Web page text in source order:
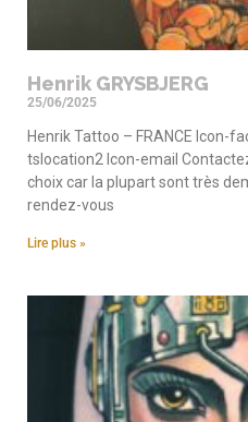
Henrik GRYSBJERG
25/06/2025
Henrik Tattoo – FRANCE Icon-
tslocation2 Icon-email
choix car la plupart sont très
rendez-vous
Lire plus »